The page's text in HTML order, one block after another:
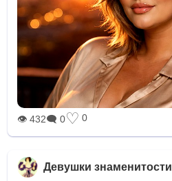
👁 432🗨 0♡ 0
Девушки знаменитости